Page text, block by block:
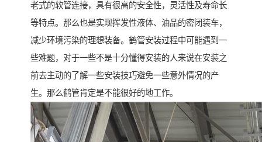
老式的软管连接，具有很高的安全性，灵活性及寿命长
等特点。那么也是实现挥发性液体、油品的密闭装车，
减少环境污染的理想装备。鹤管安装过程中可能遇到一
些难题，对于一些不是十分懂得安装的人来说在安装之
前去主动的了解一些安装技巧避免一些意外情况的产
生。那么鹤管肯定是不能很好的地工作。